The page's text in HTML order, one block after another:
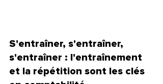
S'entraîner, s'entraîner,
s'entraîner : l'entraînement
et la répétition sont les clés